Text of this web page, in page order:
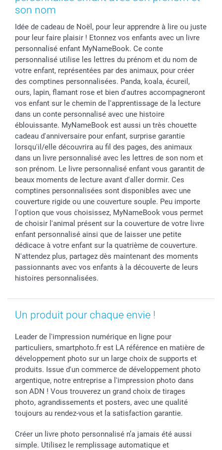
Cadres photo & accessoires déco
Communion
Toussaint
Rentrée des classes
Saint-Valentin
Vacances
Vie privée
Tarifs
Partenariats & Influence
Investisseurs
smartfriends
Modes de paiement
Grandes quantités
Statut de ma commande
son nom
Idée de cadeau de Noël, pour leur apprendre à lire ou juste
pour leur faire plaisir ! Etonnez vos enfants avec un livre
personnalisé enfant MyNameBook. Ce conte
personnalisé utilise les lettres du prénom et du nom de
votre enfant, représentées par des animaux, pour créer
des comptines personnalisées. Panda, koala, écureil,
ours, lapin, flamant rose et bien d'autres accompagneront
vos enfant sur le chemin de l'apprentissage de la lecture
dans un conte personnalisé avec une histoire
éblouissante. MyNameBook est aussi un très chouette
cadeau d'anniversaire pour enfant, surprise garantie
lorsqu'il/elle découvrira au fil des pages, des animaux
dans un livre personnalisé avec les lettres de son nom et
son prénom. Le livre personnalisé enfant vous garantit de
beaux moments de lecture avant d'aller dormir. Ces
comptines personnalisées sont disponibles avec une
couverture rigide ou une couverture souple. Peu importe
l'option que vous choisissez, MyNameBook vous permet
de choisir l'animal présent sur la couverture de votre livre
enfant personnalisé ainsi que de laisser une petite
dédicace à votre enfant sur la quatrième de couverture.
N'attendez plus, partagez dès maintenant des moments
passionnants avec vos enfants à la découverte de leurs
histoires personnalisées.
Un produit pour chaque envie !
Leader de l'impression numérique en ligne pour
particuliers, smartphoto.fr est LA référence en matière de
développement photo sur un large choix de supports et
produits. Issue d'un commerce de développement photo
argentique, notre entreprise a l'impression photo dans
son ADN ! Vous trouverez un grand choix de tirages
photo, agrandissements et posters, avec une qualité
toujours au rendez-vous et la satisfaction garantie.
Créer un livre photo personnalisé n’a jamais été aussi
simple. Utilisez le remplissage automatique et